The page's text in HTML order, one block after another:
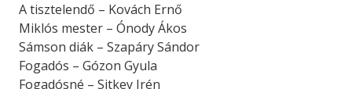
A tisztelendő – Kovách Ernő
Miklós mester – Ónody Ákos
Sámson diák – Szapáry Sándor
Fogadós – Gózon Gyula
Fogadósné – Sitkey Irén